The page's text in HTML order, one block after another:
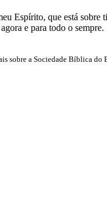
Espírito, que está
e para todo o sempre.
sobre a Sociedade Bíblica do